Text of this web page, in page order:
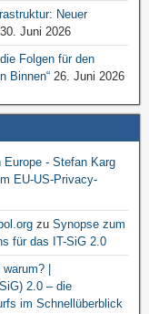
Neuer
30. Juni 2026
Folgen für den
Binnen“ 26. Juni 2026
- Stefan Karg
EU-US-Privacy-
zu Synopse zum
für das IT-SiG 2.0
|
2.0 – die
im Schnellüberblick